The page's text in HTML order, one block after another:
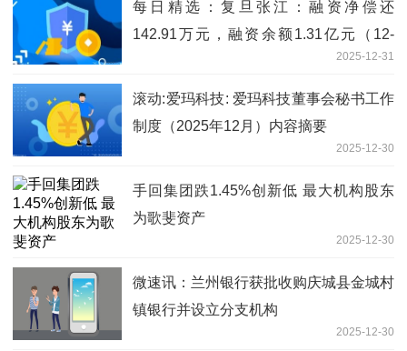
每日精选：复旦张江：融资净偿还
142.91万元，融资余额1.31亿元（12-
2025-12-31
滚动:爱玛科技: 爱玛科技董事会秘书工作
制度（2025年12月）内容摘要
2025-12-30
手回集团跌1.45%创新低 最大机构股东
为歌斐资产
2025-12-30
微速讯：兰州银行获批收购庆城县金城村
镇银行并设立分支机构
2025-12-30